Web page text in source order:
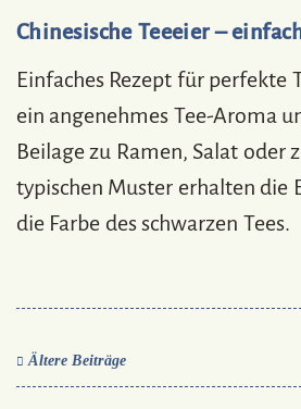
Chinesische Teeeier –
Einfaches Rezept für perfekte
ein angenehmes Tee-Aroma
Beilage zu Ramen, Salat oder
typischen Muster erhalten die
die Farbe des schwarzen Tees.
Ältere Beiträge